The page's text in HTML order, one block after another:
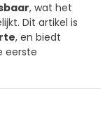
, wat het
Dit artikel is
, en biedt
eerste